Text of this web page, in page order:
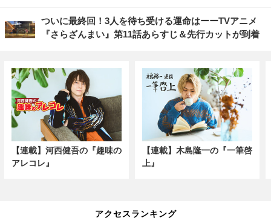
ついに最終回！3人を待ち受ける運命はーーTVアニメ
『さらざんまい』第11話あらすじ＆先行カットが到着
【連載】河西健吾の『趣味の
アレコレ』
【連載】木島隆一の『一筆啓
上』
アクセスランキング